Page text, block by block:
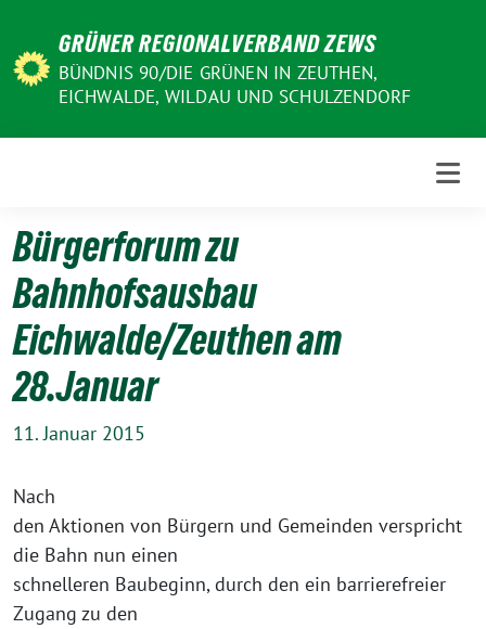
Inhalt
GRÜNER REGIONALVERBAND ZEWS
BÜNDNIS 90/DIE GRÜNEN IN ZEUTHEN,
EICHWALDE, WILDAU UND SCHULZENDORF
Bürgerforum zu
Bahnhofsausbau
Eichwalde/Zeuthen am
28.Januar
11. Januar 2015
Nach
den Aktionen von Bürgern und Gemeinden verspricht
die Bahn nun einen
schnelleren Baubeginn, durch den ein barrierefreier
Zugang zu den